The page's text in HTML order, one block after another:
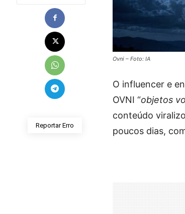
Reportar Erro
Ovni – Foto: IA
O influencer e
OVNI “objetos
conteúdo
poucos dias,